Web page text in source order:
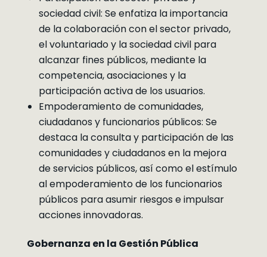
sociedad civil: Se enfatiza la importancia
de la colaboración con el sector privado,
el voluntariado y la sociedad civil para
alcanzar fines públicos, mediante la
competencia, asociaciones y la
participación activa de los usuarios.
Empoderamiento de comunidades,
ciudadanos y funcionarios públicos: Se
destaca la consulta y participación de las
comunidades y ciudadanos en la mejora
de servicios públicos, así como el estímulo
al empoderamiento de los funcionarios
públicos para asumir riesgos e impulsar
acciones innovadoras.
Gobernanza en la Gestión Pública